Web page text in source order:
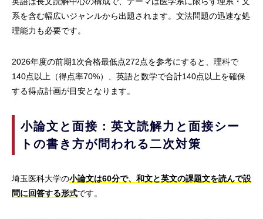
系を含む幅広いジャンルから出題されます。文法問題の迅速な処
理能力も必要です。
2026年度の前期1次合格最低点272点を参考にすると、理科で
140点以上（得点率70%）、英語と数学で合計140点以上を確保
する得点計画が目安となります。
小論文と面接：英文読解力と面接シー
トの書き方が問われる二次対策
埼玉医科大学の小論文は60分で、和文と英文の課題文を読んで設
問に回答する形式です。